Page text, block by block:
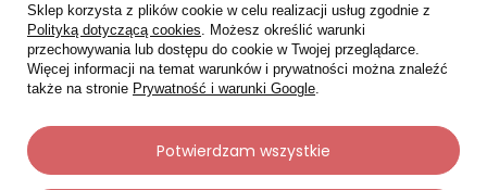
Chcę zareklamować produkt
Chcę zwrócić produkt
Chcę wymienić towar
Kontakt
Sklep korzysta z plików cookie w celu realizacji usług zgodnie z
Polityką dotyczącą cookies. Możesz określić warunki
przechowywania lub dostępu do cookie w Twojej przeglądarce.
Więcej informacji na temat warunków i prywatności można znaleźć
także na stronie Prywatność i warunki Google.
Potwierdzam wszystkie